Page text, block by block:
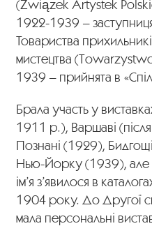
(Związek Artystek
1922-1939 –
Товариства
мистецтва
1939 – прийнята в
Брала участь у
1911 р.), Варшаві
Познані (1929),
Нью-Йорку (1939), але
ім’я з’явилося в
1904 року. До Другої
мала персональні